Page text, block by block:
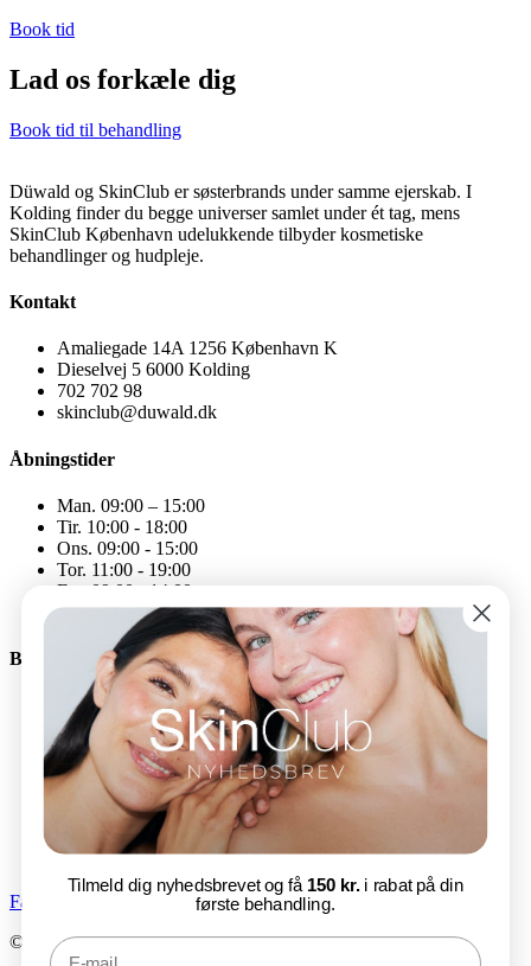
Book tid
Lad os forkæle dig
Book tid til behandling
Düwald og SkinClub er søsterbrands under samme ejerskab. I
Kolding finder du begge universer samlet under ét tag, mens
SkinClub København udelukkende tilbyder kosmetiske
behandlinger og hudpleje.
Kontakt
Amaliegade 14A 1256 København K
Dieselvej 5 6000 Kolding
702 702 98
skinclub@duwald.dk
Åbningstider
Man. 09:00 – 15:00
Tir. 10:00 - 18:00
Ons. 09:00 - 15:00
Tor. 11:00 - 19:00
Fre. 09:00 - 14:00
Åbningstiderne kan variere
Bliv en del af SkinClub
E-mail
Tilmeld nu
Facebook-f
Instagram
© SkinClub 2025
Tilmeld dig nyhedsbrevet og få 150 kr.i rabat på din
første behandling.